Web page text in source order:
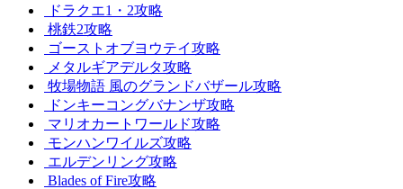
ドラクエ1・2攻略
桃鉄2攻略
ゴーストオブヨウテイ攻略
メタルギアデルタ攻略
牧場物語 風のグランドバザール攻略
ドンキーコングバナンザ攻略
マリオカートワールド攻略
モンハンワイルズ攻略
エルデンリング攻略
Blades of Fire攻略